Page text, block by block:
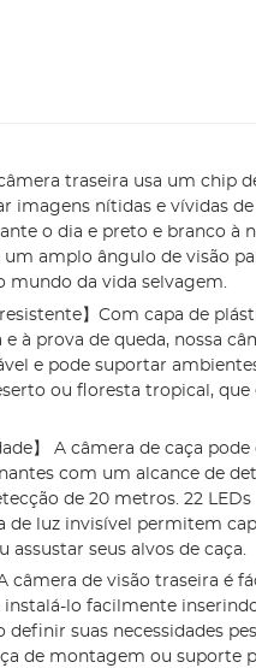
traseira usa um chip
imagens nítidas e vívidas de
o dia e preto e branco à
amplo ângulo de visão
mundo da vida selvagem.
】Com capa de
à prova de queda, nossa
e pode suportar
ou floresta tropical, que
】 A câmera de caça
com um alcance de
de 20 metros. 22 LEDs
luz invisível permitem
seus alvos de caça.
câmera de visão traseira é
lo facilmente
suas necessidades
de montagem ou suporte